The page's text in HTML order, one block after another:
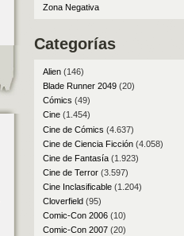
Zona Negativa
Categorías
Alien(146)
Blade Runner 2049(20)
Cómics (49)
Cine(1.454)
Cine de Cómics (4.637)
Cine de Ciencia Ficción(4.058)
Cine de Fantasía(1.923)
Cine de Terror(3.597)
Cine Inclasificable(1.204)
Cloverfield(95)
Comic-Con 2006(10)
Comic-Con 2007(20)